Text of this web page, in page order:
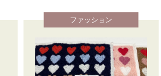
ファッション